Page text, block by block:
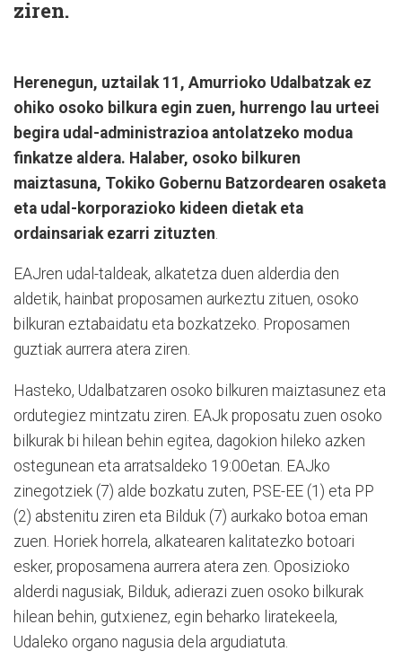
ziren.
Herenegun, uztailak 11, Amurrioko Udalbatzak ez
ohiko osoko bilkura egin zuen, hurrengo lau urteei
begira udal-administrazioa antolatzeko modua
finkatze aldera. Halaber, osoko bilkuren
maiztasuna, Tokiko Gobernu Batzordearen osaketa
eta udal-korporazioko kideen dietak eta
ordainsariak ezarri zituzten
EAJren udal-taldeak, alkatetza duen alderdia den
aldetik, hainbat proposamen aurkeztu zituen, osoko
bilkuran eztabaidatu eta bozkatzeko. Proposamen
guztiak aurrera atera ziren.
Hasteko, Udalbatzaren osoko bilkuren maiztasunez eta
ordutegiez mintzatu ziren. EAJk proposatu zuen osoko
bilkurak bi hilean behin egitea, dagokion hileko azken
ostegunean eta arratsaldeko 19:00etan. EAJko
zinegotziek (7) alde bozkatu zuten, PSE-EE (1) eta PP
(2) abstenitu ziren eta Bilduk (7) aurkako botoa eman
zuen. Horiek horrela, alkatearen kalitatezko botoari
esker, proposamena aurrera atera zen. Oposizioko
alderdi nagusiak, Bilduk, adierazi zuen osoko bilkurak
hilean behin, gutxienez, egin beharko liratekeela,
Udaleko organo nagusia dela argudiatuta.